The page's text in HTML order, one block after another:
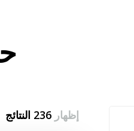
إظهار 236 النتائج